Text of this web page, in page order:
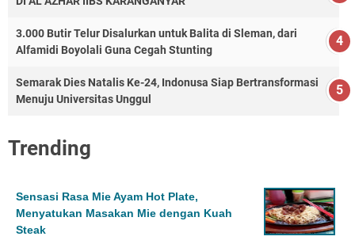
3.000 Butir Telur Disalurkan untuk Balita di Sleman, dari
Alfamidi Boyolali Guna Cegah Stunting
Semarak Dies Natalis Ke-24, Indonusa Siap Bertransformasi
Menuju Universitas Unggul
Trending
Sensasi Rasa Mie Ayam Hot Plate,
Menyatukan Masakan Mie dengan Kuah
Steak